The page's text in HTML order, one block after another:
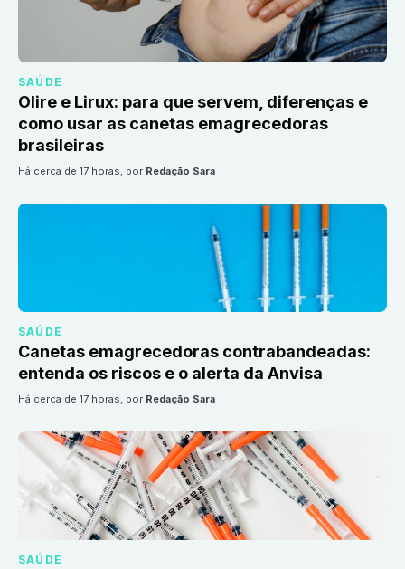
SAÚDE
Olire e Lirux: para que servem, diferenças e
como usar as canetas emagrecedoras
brasileiras
há cerca de 17 horas, por Redação Sara
SAÚDE
Canetas emagrecedoras contrabandeadas:
entenda os riscos e o alerta da Anvisa
há cerca de 17 horas, por Redação Sara
SAÚDE